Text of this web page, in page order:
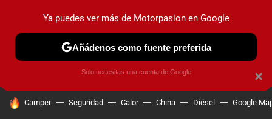
PRUEBAS COCHES ELÉCTRICOS OBSERVATORIO
HOY SE HABLA DE
Camper Seguridad Calor China Diésel Google
×
Ya puedes ver más de Motorpasion en Google
Añádenos como fuente preferida
Solo necesitas una cuenta de Google